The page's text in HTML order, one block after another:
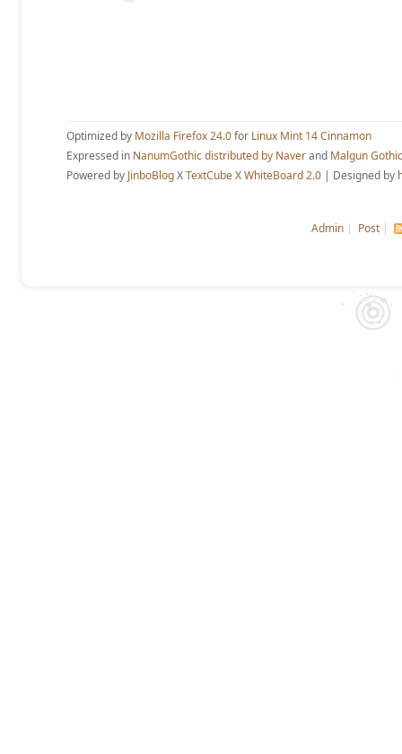
Optimized by Mozilla Firefox 24.0for Linux Mint 14 Cinnamon
Expressed in NanumGothic distributed by Naverand Malgun
Powered by JinboBlogXTextCubeXWhiteBoard 2.0 | Designed by
Admin | Post |